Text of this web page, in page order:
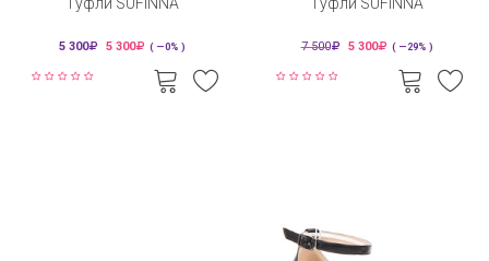
Туфли SUFINNA
5 300 5 300 ( —0% )
Туфли SUFINNA
7 500 5 300 ( —29% )